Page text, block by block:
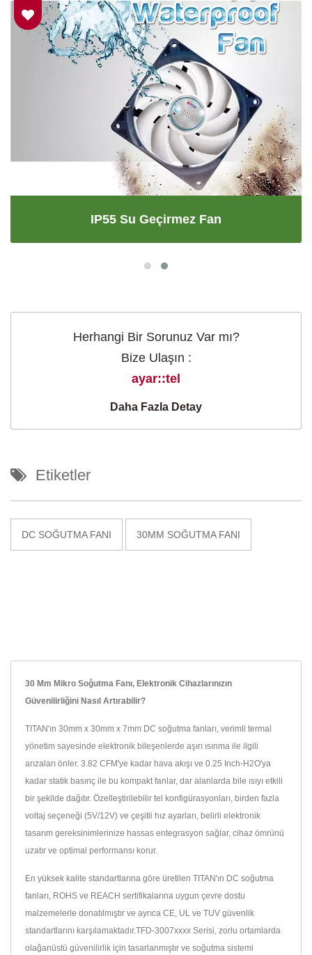
IP55 Su Geçirmez Fan
Herhangi Bir Sorunuz Var mı?
Bize Ulaşın :
ayar::tel
Daha Fazla Detay
Etiketler
DC SOĞUTMA FANI 30MM SOĞUTMA FANI
30 Mm Mikro Soğutma Fanı, Elektronik Cihazlarınızın
Güvenilirliğini Nasıl Artırabilir?
TITAN'ın 30mm x 30mm x 7mm DC soğutma fanları, verimli termal
yönetim sayesinde elektronik bileşenlerde aşırı ısınma ile ilgili
arızaları önler. 3.82 CFM'ye kadar hava akışı ve 0.25 Inch-H2O'ya
kadar statik basınç ile bu kompakt fanlar, dar alanlarda bile ısıyı etkili
bir şekilde dağıtır. Özelleştirilebilir tel konfigürasyonları, birden fazla
voltaj seçeneği (5V/12V) ve çeşitli hız ayarları, belirli elektronik
tasarım gereksinimlerinize hassas entegrasyon sağlar, cihaz ömrünü
uzatır ve optimal performansı korur.
En yüksek kalite standartlarına göre üretilen TITAN'ın DC soğutma
fanları, ROHS ve REACH sertifikalarına uygun çevre dostu
malzemelerle donatılmıştır ve ayrıca CE, UL ve TUV güvenlik
standartlarını karşılamaktadır.TFD-3007xxxx Serisi, zorlu ortamlarda
olağanüstü güvenilirlik için tasarlanmıştır ve soğutma sistemi